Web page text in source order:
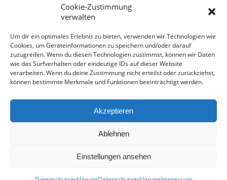
Cookie-Zustimmung
verwalten
Um dir ein optimales Erlebnis zu bieten, verwenden wir Technologien wie
Cookies, um Geräteinformationen zu speichern und/oder darauf
zuzugreifen. Wenn du diesen Technologien zustimmst, können wir Daten
wie das Surfverhalten oder eindeutige IDs auf dieser Website
verarbeiten. Wenn du deine Zustimmung nicht erteilst oder zurückziehst,
können bestimmte Merkmale und Funktionen beeinträchtigt werden.
Akzeptieren
Ablehnen
Einstellungen ansehen
KONTAKT
Steuerberatung Mag. Andrea Kromer
E:office@stb-kromer.at
AMEKOM